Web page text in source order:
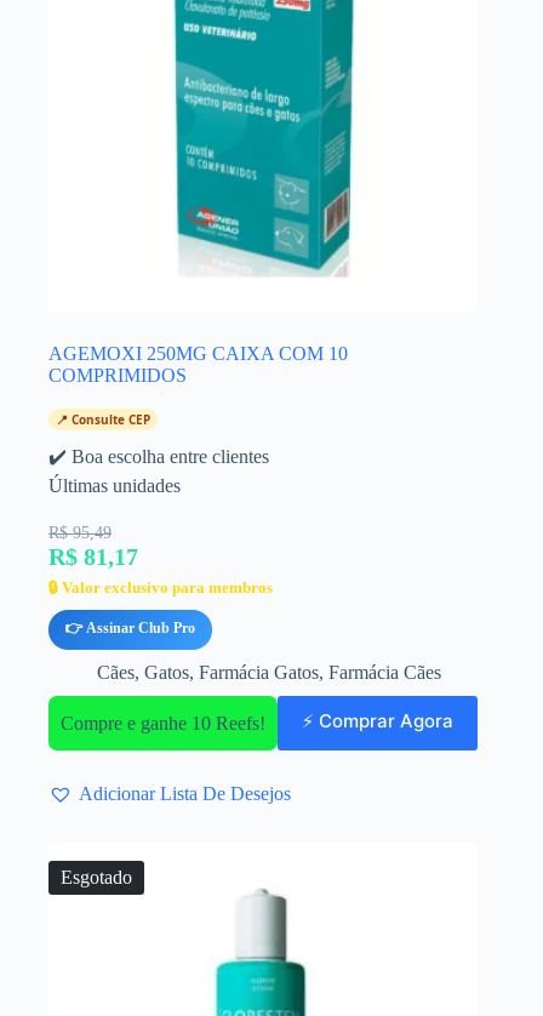
AGEMOXI 250MG CAIXA COM 10
COMPRIMIDOS
📍 Consulte CEP
✔️ Boa escolha entre clientes
Últimas unidades
R$ 95,49
R$ 81,17
🔒 Valor exclusivo para membros
👉 Assinar Club Pro
Cães, Gatos, Farmácia Gatos, Farmácia Cães
Compre e ganhe 10 Reefs! ⚡ Comprar Agora
Adicionar Lista De Desejos
Esgotado